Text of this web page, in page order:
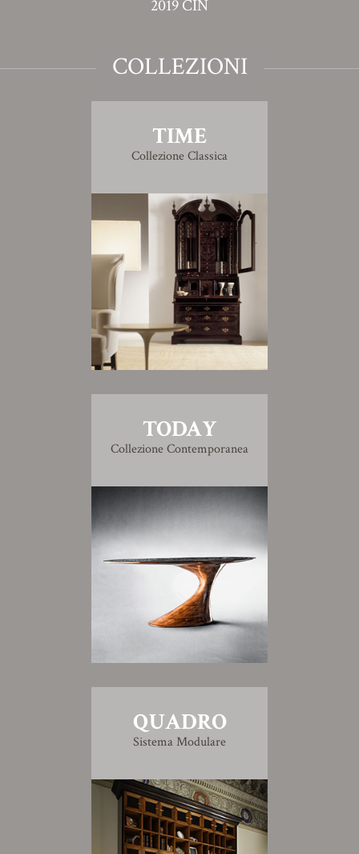
2019 CIN
COLLEZIONI
TIME
Collezione Classica
TODAY
Collezione Contemporanea
QUADRO
Sistema Modulare